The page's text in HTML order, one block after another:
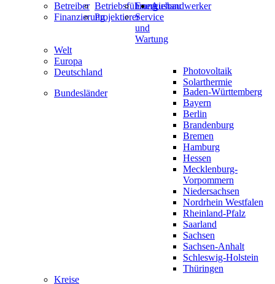
Betreiber BetriebsführungEnergiehandwerker
FinanzierungProjektiererService
und
Wartung
Ausbau
Welt
Europa
Deutschland
Photovoltaik
Solarthermie
Bundesländer
Baden-Württemberg
Bayern
Berlin
Brandenburg
Bremen
Hamburg
Hessen
Mecklenburg-
Vorpommern
Niedersachsen
Nordrhein Westfalen
Rheinland-Pfalz
Saarland
Sachsen
Sachsen-Anhalt
Schleswig-Holstein
Thüringen
Kreise